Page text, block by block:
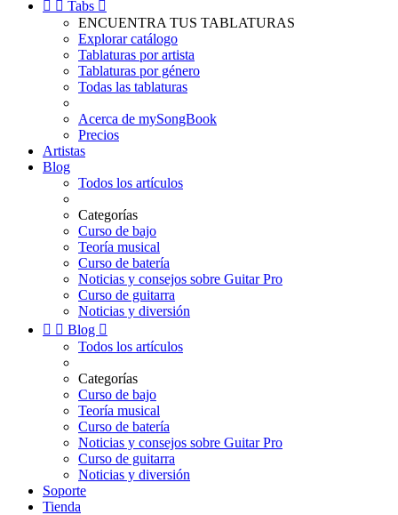
  Tabs 
ENCUENTRA TUS TABLATURAS
Explorar catálogo
Tablaturas por artista
Tablaturas por género
Todas las tablaturas
Acerca de mySongBook
Precios
Artistas
Blog
Todos los artículos
Categorías
Curso de bajo
Teoría musical
Curso de batería
Noticias y consejos sobre Guitar Pro
Curso de guitarra
Noticias y diversión
  Blog 
Todos los artículos
Categorías
Curso de bajo
Teoría musical
Curso de batería
Noticias y consejos sobre Guitar Pro
Curso de guitarra
Noticias y diversión
Soporte
Tienda